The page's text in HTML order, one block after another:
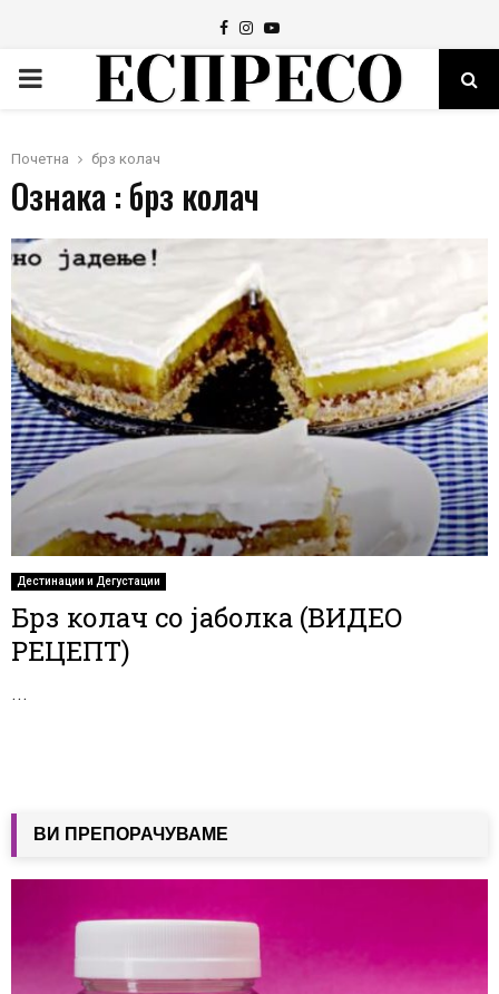
Facebook
Instagram
Youtube
PRIMARY
Почетна брз колач
Ознака : брз колач
Дестинации и Дегустации
Брз колач со јаболка (ВИДЕО
РЕЦЕПТ)
...
ВИ ПРЕПОРАЧУВАМЕ